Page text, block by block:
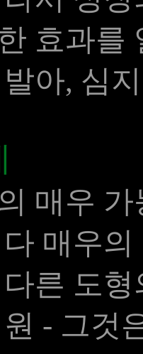
효과를
아, 심
매우
매우
른 도
- 그것